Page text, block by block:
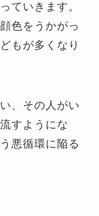
ていきます。
色をうかがっ
もが多くなり
、その人がい
すようにな
悪循環に陥る